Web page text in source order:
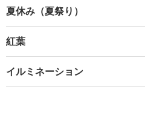
夏休み（夏祭り）
紅葉
イルミネーション